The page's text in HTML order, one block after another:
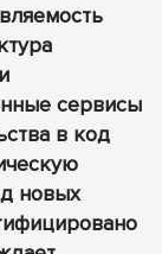
сервисы
в код
новых